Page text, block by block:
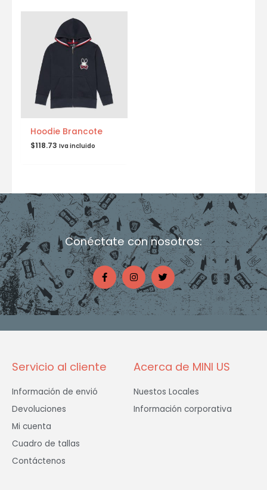
Hoodie Brancote
$118.73 Iva incluido
Conéctate con nosotros:
F
a
c
e
b
o
o
-
I
n
s
t
a
g
r
m
T
w
i
t
t
e
Servicio al cliente
Información de envió
Devoluciones
Mi cuenta
Cuadro de tallas
Contáctenos
Acerca de MINI US
Nuestos Locales
Información corporativa